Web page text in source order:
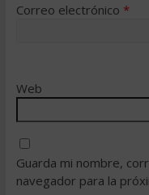
Correo electrónico *
Web
Guarda mi nombre,
navegador para la